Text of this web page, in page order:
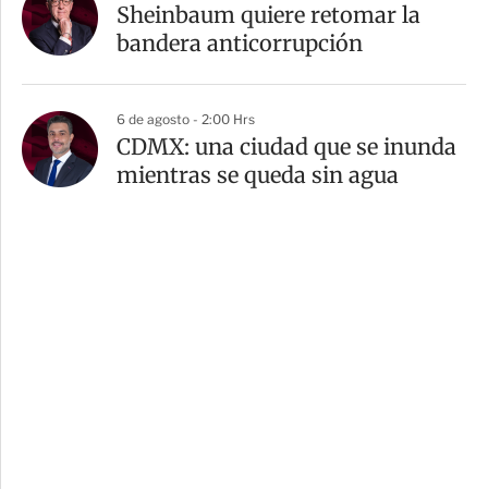
Sheinbaum quiere retomar la
bandera anticorrupción
6 de agosto - 2:00 Hrs
CDMX: una ciudad que se inunda
mientras se queda sin agua